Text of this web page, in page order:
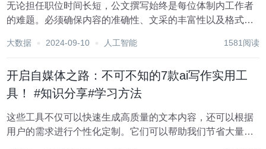
无论担任职位时间长短，公文撰写始终是每位体制内工作者
的难题。必须确保内容的准确性、文采的丰富性以及格式的
不堪言！ 为提升公文写作的效率，不得不提及当前广受欢迎
大数据 2024-09-10 人工智能 1581阅读
开启自媒体之路：不可不知的7款ai写作实用工
具！ #知识分享#学习方法
这些工具不仅可以快速生成高质量的文本内容，还可以根据
用户的需求进行个性化定制。它们可以帮助我们节省大量的